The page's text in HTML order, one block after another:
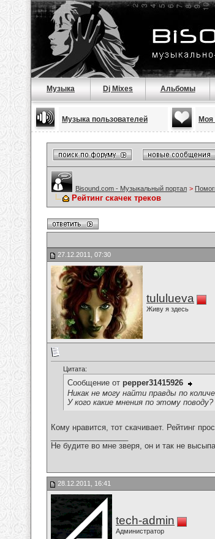
Музыка Dj Mixes Альбомы
Музыка пользователей Моя
Bisound.com - Музыкальный портал >
Рейтинг скачек треков
27.12.2011, 07:30
tululueva
Живу я здесь
Цитата:
Сообщение от pepper31415926
Никак не могу найти правды по
У кого какие мнения по этому поводу?
Кому нравится, тот скачивает. Рейтинг
Не будите во мне зверя, он и так не
28.12.2011, 16:41
tech-admin
Администратор